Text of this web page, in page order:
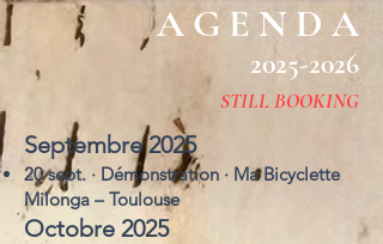
A G E N D A
2025-2026
STILL BOOKING
Septembre 2025
20 sept. · Démonstration · Ma Bicyclette
Milonga – Toulouse
Octobre 2025